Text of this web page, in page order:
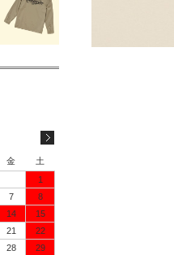
金
土
1
7
8
14
15
21
22
28
29